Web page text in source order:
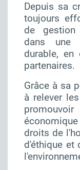
Depuis sa
toujours
de gestion
dans une
durable, en
partenaires.
Grâce à sa
à relever
droits de
d'éthique et